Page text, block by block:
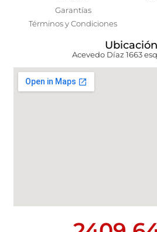
Garantías
Términos y Condiciones
Ubicación
Acevedo Díaz 1663